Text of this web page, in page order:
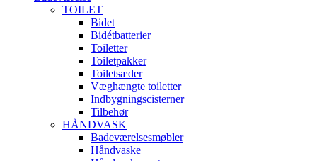
TOILET
Bidet
Bidétbatterier
Toiletter
Toiletpakker
Toiletsæder
Væghængte toiletter
Indbygningscisterner
Tilbehør
HÅNDVASK
Badeværelsesmøbler
Håndvaske